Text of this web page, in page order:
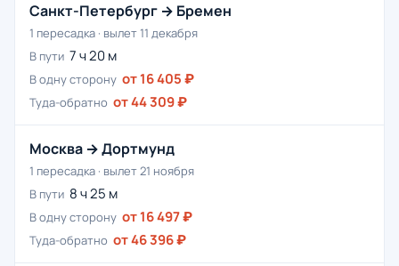
Санкт-Петербург → Бремен
1 пересадка · вылет 11 декабря
В пути 7 ч 20 м
В одну сторону от 16 405 ₽
Туда-обратно от 44 309 ₽
Москва → Дортмунд
1 пересадка · вылет 21 ноября
В пути 8 ч 25 м
В одну сторону от 16 497 ₽
Туда-обратно от 46 396 ₽